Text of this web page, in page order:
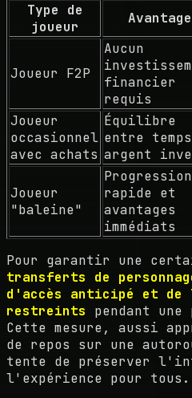
Type de
joueur
Joueur F2P
Aucun
financier
requis
Joueur
occasionnel
avec achats
Équilibre
entre
argent
Joueur
"baleine"
Progression
rapide et
avantages
immédiats
Pour garantir une
transferts de
d'accès anticipé et de
restreints pendant
Cette mesure, aussi
de repos sur une
tente de préserver
l'expérience pour tous.